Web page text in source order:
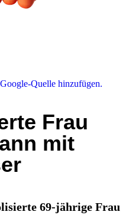
Quelle hinzufügen.
Frau
mit
69-jährige Frau